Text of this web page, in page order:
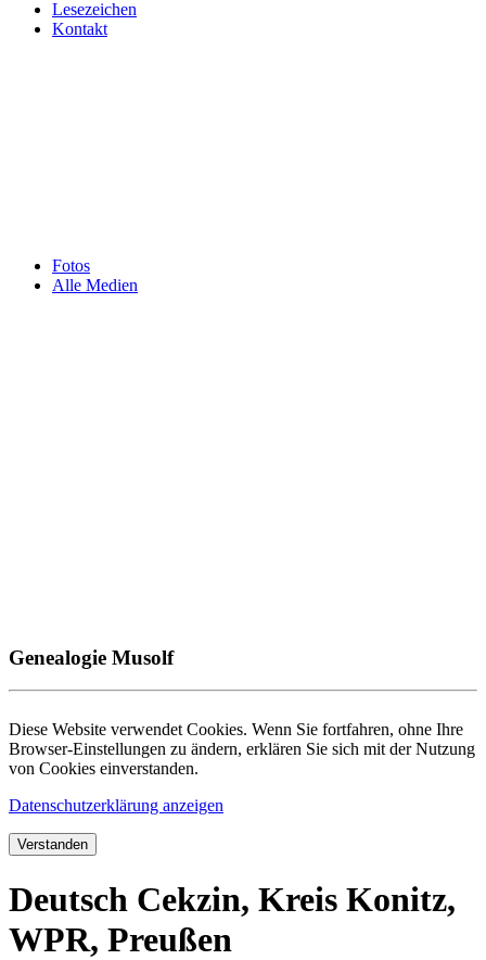
Fotos
Alle Medien
Lesezeichen
Kontakt
Genealogie Musolf
Diese Website verwendet Cookies. Wenn Sie fortfahren, ohne Ihre
Browser-Einstellungen zu ändern, erklären Sie sich mit der Nutzung
von Cookies einverstanden.
Datenschutzerklärung anzeigen
Verstanden
Deutsch Cekzin, Kreis Konitz,
WPR, Preußen